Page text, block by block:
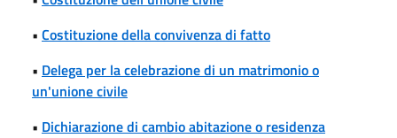
• Costituzione della convivenza di fatto
• Delega per la celebrazione di un matrimonio o
un'unione civile
• Dichiarazione di cambio abitazione o residenza